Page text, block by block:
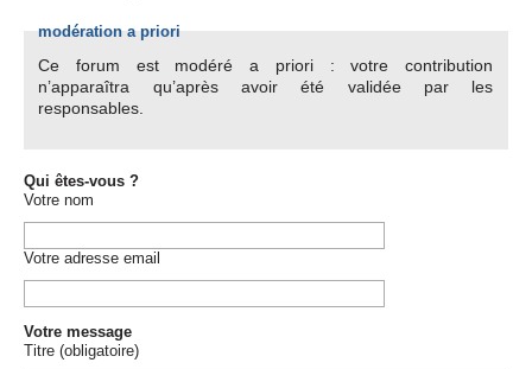
modération a priori
Ce forum est modéré a priori : votre contribution
n’apparaîtra qu’après avoir été validée par les
responsables.
Qui êtes-vous ?
Votre nom
Votre adresse email
Votre message
Titre (obligatoire)